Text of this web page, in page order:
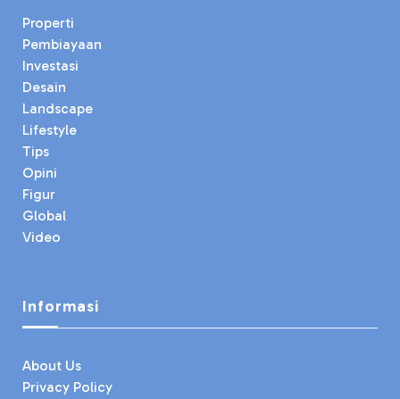
Properti
Pembiayaan
Investasi
Desain
Landscape
Lifestyle
Tips
Opini
Figur
Global
Video
Informasi
About Us
Privacy Policy